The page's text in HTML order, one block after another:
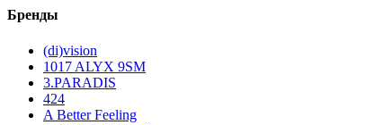
Бренды
(di)vision
1017 ALYX 9SM
3.PARADIS
424
A Better Feeling